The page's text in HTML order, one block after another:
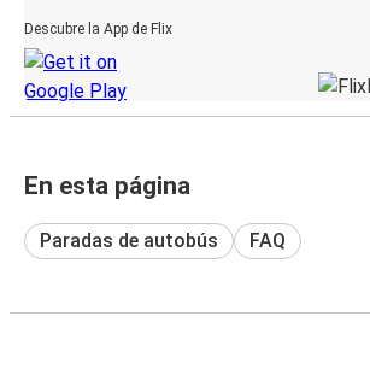
Descubre la App de Flix
En esta página
Paradas de autobús FAQ